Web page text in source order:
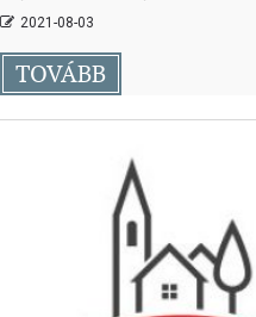
2021-08-03
TOVÁBB